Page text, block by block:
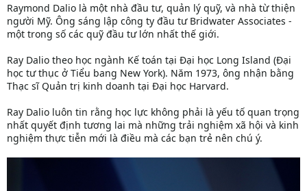
Raymond Dalio là một nhà đầu tư, quản lý quỹ, và nhà từ thiện
người Mỹ. Ông sáng lập công ty đầu tư Bridwater Associates -
một trong số các quỹ đầu tư lớn nhất thế giới.
Ray Dalio theo học ngành Kế toán tại Đại học Long Island (Đại
học tư thục ở Tiểu bang New York). Năm 1973, ông nhận bằng
Thạc sĩ Quản trị kinh doanh tại Đại học Harvard.
Ray Dalio luôn tin rằng học lực không phải là yếu tố quan trọng
nhất quyết định tương lai mà những trải nghiệm xã hội và kinh
nghiệm thực tiễn mới là điều mà các bạn trẻ nên chú ý.